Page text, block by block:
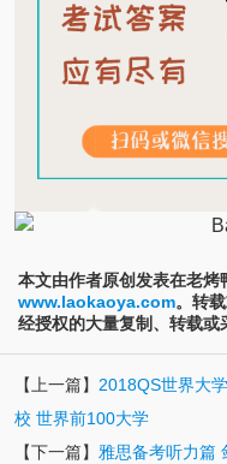
本文由作者原创发表在老烤
www.laokaoya.com。转
经授权的大量复制、转载或
【上一篇】 2018QS世界大
校 世界前100大学
【下一篇】 雅思备考听力篇